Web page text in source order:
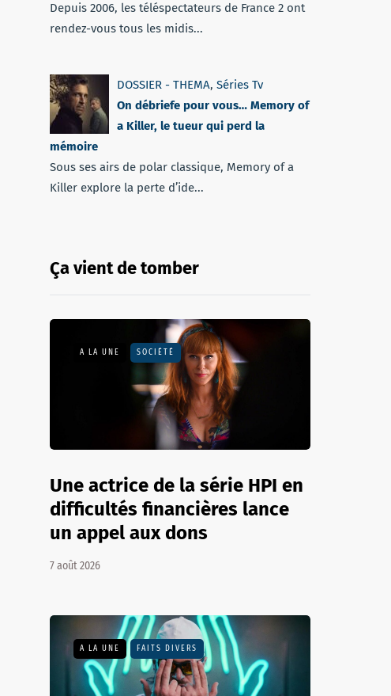
Depuis 2006, les téléspectateurs de France 2 ont
rendez-vous tous les midis...
DOSSIER - THEMA, Séries Tv
On débriefe pour vous… Memory of
a Killer, le tueur qui perd la
mémoire
Sous ses airs de polar classique, Memory of a
Killer explore la perte d’ide...
Ça vient de tomber
A LA UNE SOCIÉTÉ
Une actrice de la série HPI en
difficultés financières lance
un appel aux dons
7 août 2026
A LA UNE FAITS DIVERS